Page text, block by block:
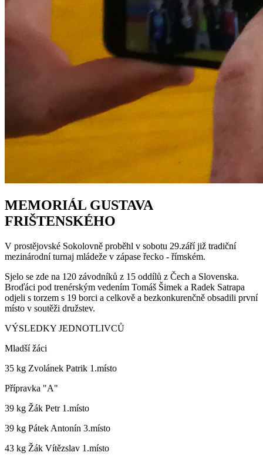
MEMORIÁL GUSTAVA
FRIŠTENSKÉHO
V prostějovské Sokolovně proběhl v sobotu 29.září již tradiční
mezinárodní turnaj mládeže v zápase řecko - římském.
Sjelo se zde na 120 závodníků z 15 oddílů z Čech a Slovenska.
Broďáci pod trenérským vedením Tomáš Šimek a Radek Satrapa
odjeli s torzem s 19 borci a celkově a bezkonkurenčně obsadili první
místo v soutěži družstev.
VÝSLEDKY JEDNOTLIVCŮ
Mladší žáci
35 kg Zvolánek Patrik 1.místo
Přípravka "A"
39 kg Žák Petr 1.místo
39 kg Pátek Antonín 3.místo
43 kg Žák Vítězslav 1.místo